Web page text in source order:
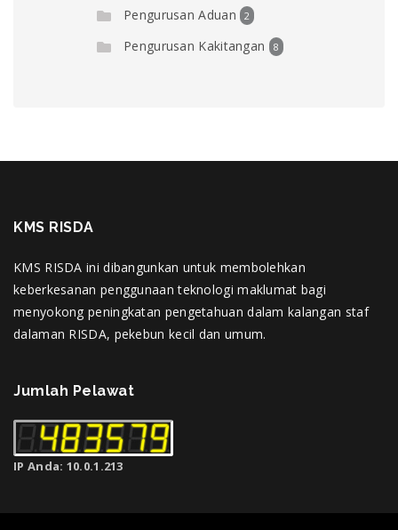
Pengurusan Aduan 2
Pengurusan Kakitangan 8
KMS RISDA
KMS RISDA ini dibangunkan untuk membolehkan
keberkesanan penggunaan teknologi maklumat bagi
menyokong peningkatan pengetahuan dalam kalangan staf
dalaman RISDA, pekebun kecil dan umum.
Jumlah Pelawat
IP Anda: 10.0.1.213